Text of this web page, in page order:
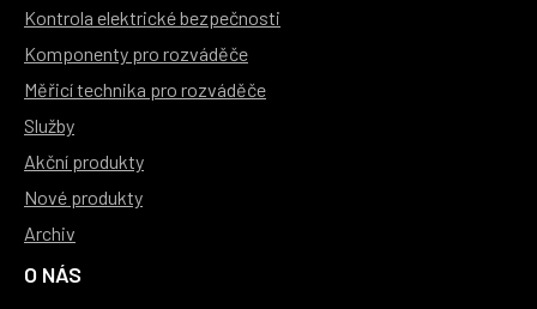
Kontrola elektrické bezpečnosti
Komponenty pro rozváděče
Měřicí technika pro rozváděče
Služby
Akční produkty
Nové produkty
Archiv
O NÁS